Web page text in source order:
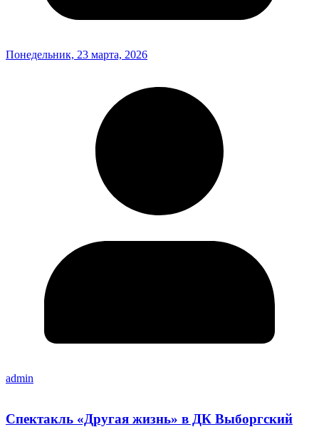
Понедельник, 23 марта, 2026
admin
Спектакль «Другая жизнь» в ДК Выборгский